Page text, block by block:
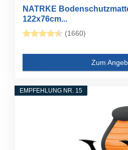
NATRKE
122x76cm...
(1660)
Zum
EMPFEHLUNG NR. 15